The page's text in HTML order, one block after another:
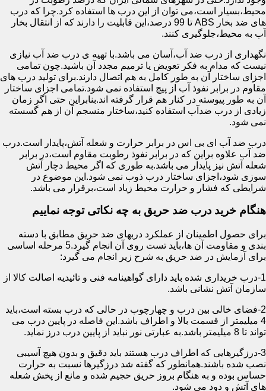
محیط،بسیار است،می توان از این درب ها استفاده کرد.چرا که درب
های ضد بخار ABS تا 99 درصد،این قابلیت را دارند که از انتقال بخار
آب به محیط،جلوگیری کنند.
نگهداری از درب ضد آب،آسان می باشد.با تهیه ی درب ضد آب نیازی
نیست که مدام به فکر تعویض یا ترمیم مجدد آن باشید.چون تمامی
اجزای ساختار آن به طور کامل به هم اتصال دارند.برای تولید درب های
مقاوم در برابر نفوذ آب از پیچ استفاده نمی شود.تمامی اجزای ساختار
آن به طور پیوسته در کنار هم قرار گرفته اند.بنابراین حتی اگر زمان
زیادی از درب ضدآب استفاده کنید،ساختار منسجم آن از هم گسسته
نمی شود.
درب ضد آب ای بی اس در برابر حرارت و شعله آتش،پایدار است.درب
ضد آب علاوه براین که در برابر نفوذ رطوبت مقاوم است،در برابر
شعله آتش نیز پایدار می باشد.به طوری که اگر محیط دچار آتش
سوزی شود،اجزای ساختار درب ذوب نمی شود.این موضوع در
شرایطی که فشار و حرارت محیط زیاد است،برقرار می باشد.
هنگام خرید درب ضد حریق به چه نکاتی توجه نماییم
برای حصول اطمینان از عملکرد دربهای ضد حریق مطابق با دسته
بندی و مقاومت آن ها،باید تست روی آن انجام گیرد.5 مرحله اساسی
برای آزمایش در ضد حریق به شرح زیر انجام می گیرد:
1-درب خریداری شده باید دارای گواهینامه فنی و تائیدیه اصالت کالا از
سازمان آتش نشانی باشد.
2-فضای خالی بین درب و چهارچوب در حالی که درب بسته است،باید
4 میلیمتر از قسمت بالا و اطراف باشد.این فاصله در پایین درب می
تواند تا 8 میلیمتر باشد.به عبارتی نور نباید از پایین درب درز نماید.
3-درزگیرهایی که اطراف درب هستند باید دقیق و بدون هیچ آسیبی
نصب شده باشند.همانطور که گفته شد درزگیرها نسبت به حرارت
حساس بوده و به هنگام بروز حریق حجیم شده و مانع از پخش شعله
های آتش و دود می شود.